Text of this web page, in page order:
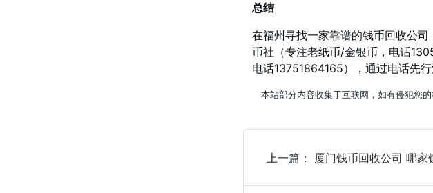
总结
在福州寻找一家靠谱的钱币回收公
币社（专注老纸币/金银币，电话
电话13751864165），通过电话先行
本站部分内容收集于互联网，如有侵犯您的
上一篇： 厦门钱币回收公司 哪家